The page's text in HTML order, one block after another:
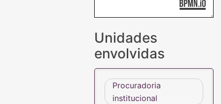
Unidades
envolvidas
Procuradoria
institucional